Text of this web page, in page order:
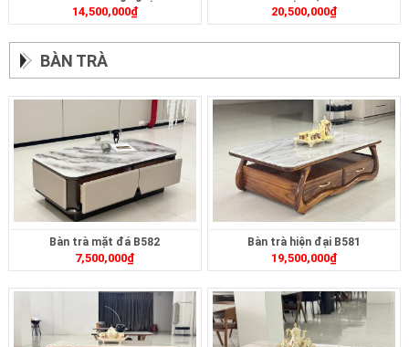
ZB1751
14,500,000₫ 20,500,000₫
BÀN TRÀ
Bàn trà mặt đá B582
7,500,000₫
Bàn trà hiện đại B581
19,500,000₫